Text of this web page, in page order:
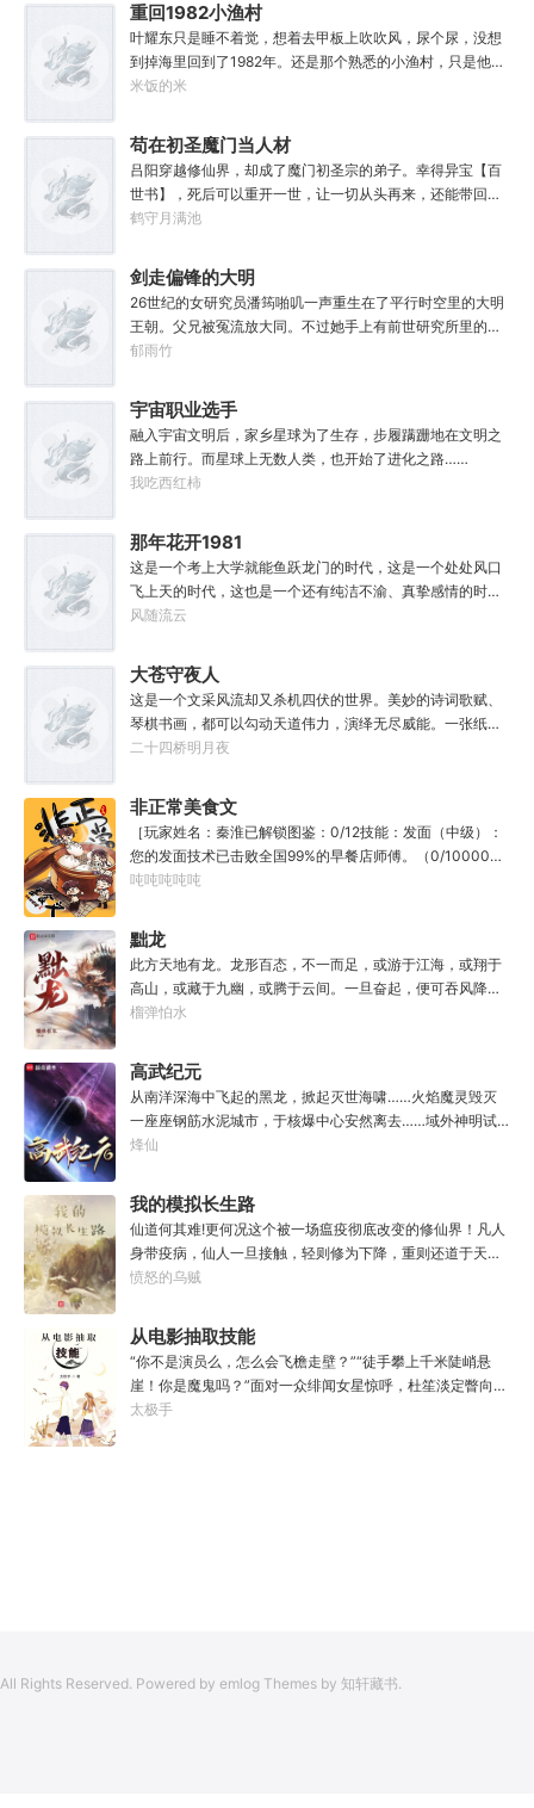
重回1982小渔村
叶耀东只是睡不着觉，想着去甲板上吹吹风，尿个尿，没想
到掉海里回到了1982年。还是那个熟悉的小渔村，只是他已
经不是年轻时候的他了。混账了半辈子，这回他想好好来过
他也没什么大理想大志向，只想挽回遗憾，跟老婆好好过日
子，一家子平安喜乐就好。
米饭的米
苟在初圣魔门当人材
吕阳穿越修仙界，却成了魔门初圣宗的弟子。幸得异宝【百
世书】，死后可以重开一世，让一切从头再来，还能带回前
世的宝物，修为，寿命，甚至觉醒特殊的天赋。奈何次数有
定先在魔门苟住，一世世苦修，不成仙不出山，奈何魔门凶
险异常，遍地都是人材。第一世，吕阳惨遭师姐暗算。第二
世，好不容易反杀师姐，又遭师兄毒手。第三世，第四
世……直到百世之后，再回首，吕阳才发现自己已经成为了
一代魔道巨擘，初圣宗里最畜生的那一个。“魔门个个都是人
鹤守月满池
剑走偏锋的大明
26世纪的女研究员潘筠啪叽一声重生在了平行时空里的大明
王朝。父兄被冤流放大同。不过她手上有前世研究所里的镇
馆神器——灵境！为救家人，潘筠化身道观小道士，仗剑提
度牒。潘筠大剑拍上去：闭嘴，信不信扣你鱼仔。
郁雨竹
宇宙职业选手
融入宇宙文明后，家乡星球为了生存，步履蹒跚地在文明之
路上前行。而星球上无数人类，也开始了进化之路……
我吃西红柿
那年花开1981
这是一个考上大学就能鱼跃龙门的时代，这是一个处处风口
飞上天的时代，这也是一个还有纯洁不渝、真挚感情的时
代；只不过李野刚刚来到这个时代，却被劝着放弃高考进厂
冲刺型选手会考不上？那岂不是辜负了那么多年体育老师的
教导？”
风随流云
大苍守夜人
这是一个文采风流却又杀机四伏的世界。美妙的诗词歌赋、
琴棋书画，都可以勾动天道伟力，演绎无尽威能。一张纸可
封万载凶谷，一滴墨可将三千里海域化为永夜。林苏进入这
人毕生难以触摸的天花板，敢与诸子百家圣人争道。精智
计，察人心，演绎兵法三十六计，弹指间可换一国之君。不
知者谓他情种，知他者，言他为真性情。
二十四桥明月夜
非正常美食文
［玩家姓名：秦淮已解锁图鉴：0/12技能：发面（中级）：
您的发面技术已击败全国99%的早餐店师傅。（0/10000）
调馅（高级）：您的调馅水平已击败全国100%的早餐店师
的那一刻，美食文主角迎来了他加载成功的系统。秦淮：美
食文，早说呀，这个他熟！后来——秦淮发现这好像不是个
单纯的美食文系统。好像还加了些奇奇怪怪的东西。连带着
他看邻居、朋友、客人、员工都不太像人……不过没事。遇
事不决，先吃一口！.游戏说明：1.本游戏自由度极高，请玩
力解锁图鉴。3.一切解释归游戏所有。
吨吨吨吨吨
黜龙
此方天地有龙。龙形百态，不一而足，或游于江海，或翔于
高山，或藏于九幽，或腾于云间。一旦奋起，便可吞风降
雪，引江划河，落雷喷火，分山避海。此处人间也有龙。人
之志。一时机发，便可翻云覆雨，决势分野，定鼎问道，证
位成龙。作为一个迷路的穿越者，张行一开始也想成龙，但
后来，他发现这个行当卷的太厉害了，就决定改行，去黜落
群龙。所谓行尽天下路，使天地处处通，黜遍天下龙，使世
间人人可为龙。
榴弹怕水
高武纪元
从南洋深海中飞起的黑龙，掀起灭世海啸……火焰魔灵毁灭
一座座钢筋水泥城市，于核爆中心安然离去……域外神明试
图统治整片星海……这是人类科技高度发达的未来世界。也
源，心怀能观想星海的奇异神宫，在这个世界艰难前行。多
年以后。“我现在的飞行速度是122682米/每秒，力量爆发
是……”李源在距蓝星表层约180公里的大气层中极速飞行，
冰冷眸子盯着昏暗虚空尽头那条形似神话传说中神龙的庞然
大物：“你，应该是所有入侵半神生命体中最强的一个
烽仙
我的模拟长生路
仙道何其难!更何况这个被一场瘟疫彻底改变的修仙界！凡人
身带疫病，仙人一旦接触，轻则修为下降，重则还道于天，
于是仙凡永隔；仙法不可同修，整个修仙界成为了一个巨大
凡尘中打滚，蹉跎一生。好在临终之时终于觉醒异宝，能够
化真为假，将真实的人生转为黄粱一梦，重回刚穿越之时！
于是，李凡开始了他的漫漫长生路！第二世，李凡历时五十
载终权倾天下，但却遍寻世间而不见仙踪。只在人生的末尾
得见仙人痕迹。第三世，李凡殚精竭虑、百般谋划，却终抵
愤怒的乌贼
从电影抽取技能
“你不是演员么，怎么会飞檐走壁？”“徒手攀上千米陡峭悬
崖！你是魔鬼吗？”面对一众绯闻女星惊呼，杜笙淡定瞥向从
影片中获得的绝技：【龙象般若功（紫）：十龙十象之力，
太极手
All Rights Reserved. Powered by emlog Themes by 知轩藏书.